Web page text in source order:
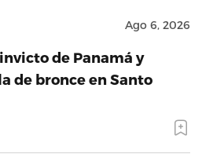
Ago 6, 2026
de Panamá y
de bronce en Santo